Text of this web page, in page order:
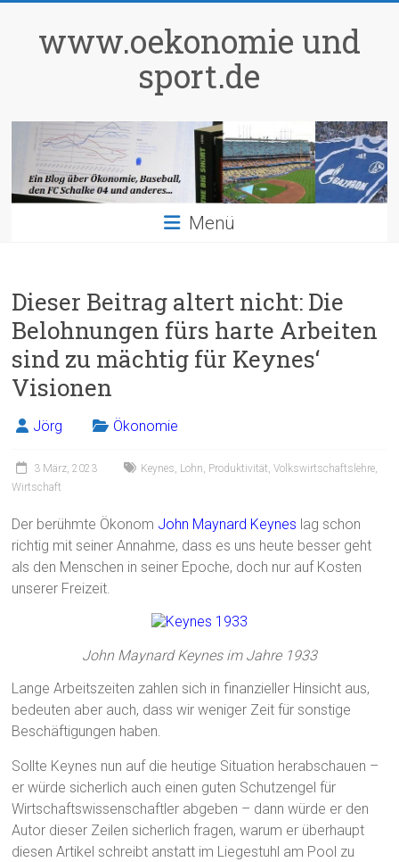
springenwww.oekonomie und
sport.de
Menü
Dieser Beitrag altert nicht: Die
Belohnungen fürs harte Arbeiten
sind zu mächtig für Keynes‘
Visionen
Jörg Ökonomie
3 März, 2023 Keynes, Lohn, Produktivität,Volkswirtschaftslehre,
Wirtschaft
Der berühmte Ökonom John Maynard Keynes lag schon
richtig mit seiner Annahme, dass es uns heute besser geht
als den Menschen in seiner Epoche, doch nur auf Kosten
unserer Freizeit.
John Maynard Keynes im Jahre 1933
Lange Arbeitszeiten zahlen sich in finanzieller Hinsicht aus,
bedeuten aber auch, dass wir weniger Zeit für sonstige
Beschäftigungen haben.
Sollte Keynes nun auf die heutige Situation herabschauen –
er würde sicherlich auch einen guten Schutzengel für
Wirtschaftswissenschaftler abgeben – dann würde er den
Autor dieser Zeilen sicherlich fragen, warum er überhaupt
diesen Artikel schreibt anstatt im Liegestuhl am Pool zu